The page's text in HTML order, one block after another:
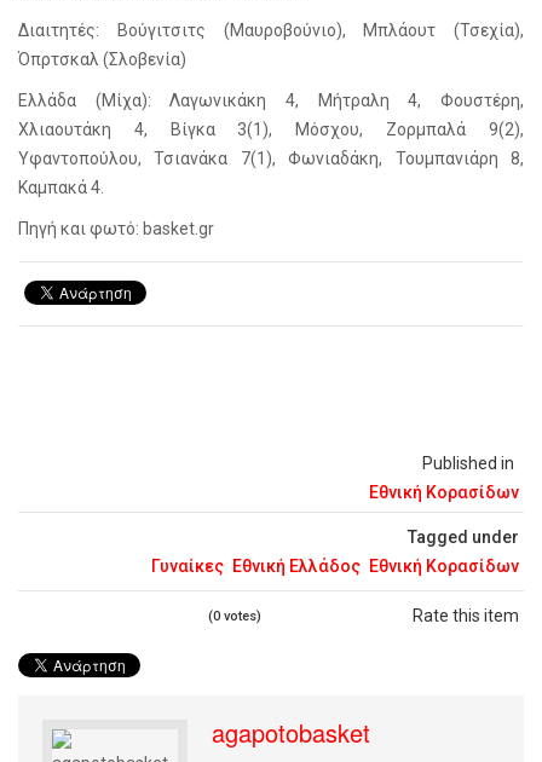
Published in
Εθνική Κορασίδων
Tagged under
Γυναίκες Εθνική Ελλάδος Εθνική Κορασίδων
Rate this item
(0 votes)
Διαιτητές: Βούγιτσιτς (Μαυροβούνιο), Μπλάουτ (Τσεχία),
Όπρτσκαλ (Σλοβενία)
Ελλάδα (Μίχα): Λαγωνικάκη 4, Μήτραλη 4, Φουστέρη,
Χλιαουτάκη 4, Βίγκα 3(1), Μόσχου, Ζορμπαλά 9(2),
Υφαντοπούλου, Τσιανάκα 7(1), Φωνιαδάκη, Τουμπανιάρη 8,
Καμπακά 4.
Πηγή και φωτό: basket.gr
agapotobasket